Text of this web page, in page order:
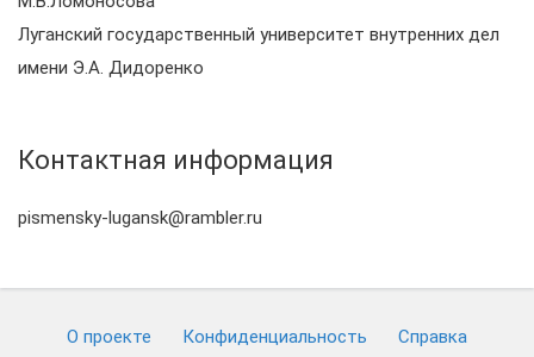
Луганский государственный университет внутренних дел
имени Э.А. Дидоренко
Контактная информация
pismensky-lugansk@rambler.ru
О проекте Конфиденциальность Cправка